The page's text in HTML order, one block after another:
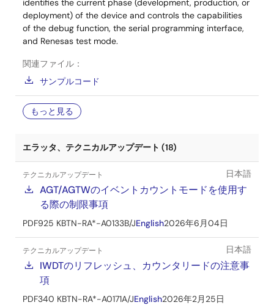
identifies the current phase (development, production, or
deployment) of the device and controls the capabilities
of the debug function, the serial programming interface,
and Renesas test mode.
関連ファイル：
サンプルコード
もっと見る
エラッタ、テクニカルアップデート (18)
テクニカルアップデート 日本語
AGT/AGTWのイベントカウントモードを使用す
る際の制限事項
PDF925 KBTN-RA*-A0133B/JEnglish2026年6月04日
テクニカルアップデート 日本語
IWDTのリフレッシュ、カウンタリードの注意事
項
PDF340 KBTN-RA*-A0171A/JEnglish2026年2月25日